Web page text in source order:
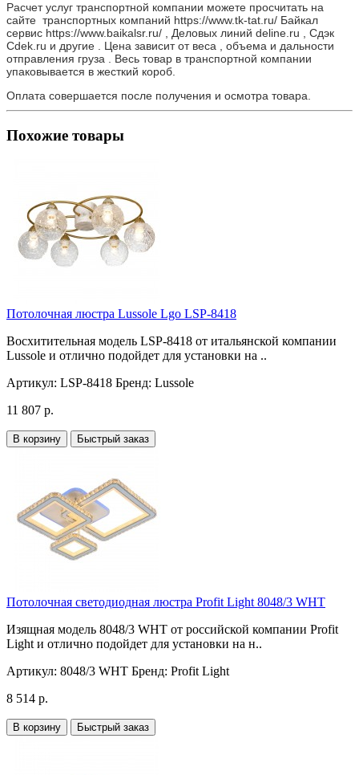
Расчет услуг транспортной компании можете просчитать на
сайте транспортных компаний https://www.tk-tat.ru/ Байкал
сервис https://www.baikalsr.ru/ , Деловых линий deline.ru , Сдэк
Cdek.ru и другие . Цена зависит от веса , объема и дальности
отправления груза . Весь товар в транспортной компании
упаковывается в жесткий короб.
Оплата совершается после получения и осмотра товара.
Похожие товары
Потолочная люстра Lussole Lgo LSP-8418
Восхитительная модель LSP-8418 от итальянской компании
Lussole и отлично подойдет для установки на ..
Артикул: LSP-8418 Бренд: Lussole
11 807 р.
В корзину Быстрый заказ
Потолочная светодиодная люстра Profit Light 8048/3 WHT
Изящная модель 8048/3 WHT от российской компании Profit
Light и отлично подойдет для установки на н..
Артикул: 8048/3 WHT Бренд: Profit Light
8 514 р.
В корзину Быстрый заказ